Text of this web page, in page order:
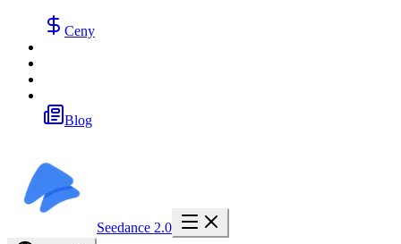
Ceny
Blog
Seedance 2.0